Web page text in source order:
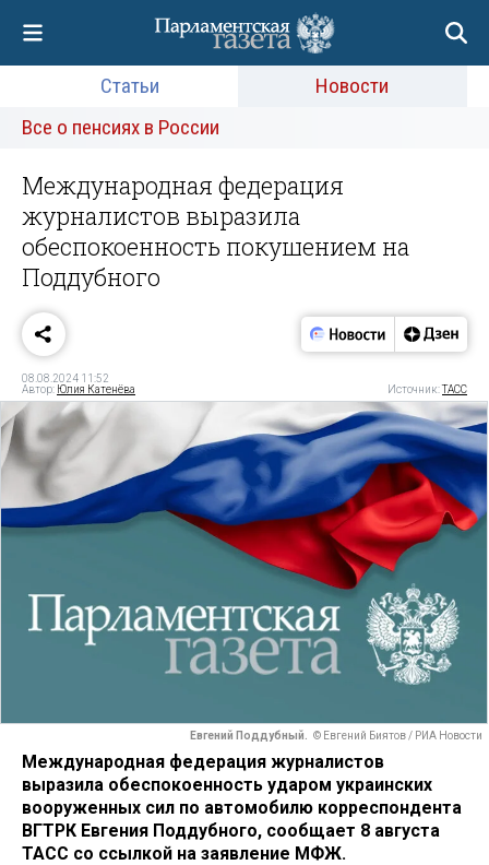
Статьи
Новости
Все о пенсиях в России
Международная федерация
журналистов выразила
обеспокоенность покушением на
Поддубного
08.08.2024 11:52
Автор: Юлия Катенёва Источник:ТАСС
Евгений Поддубный. © Евгений Биятов / РИА Новости
Международная федерация журналистов
выразила обеспокоенность ударом украинских
вооруженных сил по автомобилю корреспондента
ВГТРК Евгения Поддубного, сообщает 8 августа
ТАСС со ссылкой на заявление МФЖ.